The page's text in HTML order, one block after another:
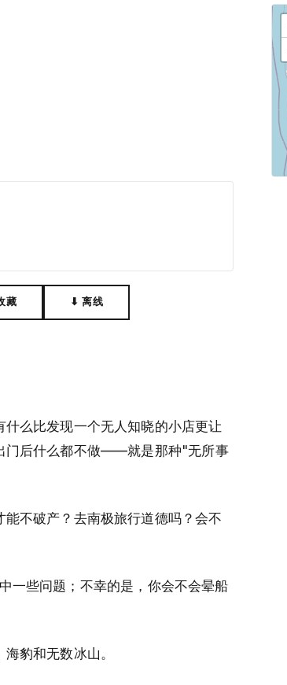
藏 ⬇ 离线
么比发现一个无人知晓的小店更让
门后什么都不做——就是那种"无所事
不破产？去南极旅行道德吗？会不
一些问题；不幸的是，你会不会晕船
豹和无数冰山。